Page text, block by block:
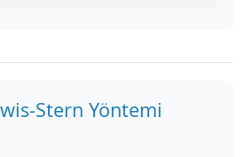
Stern Yöntemi